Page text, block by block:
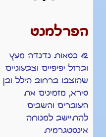
הפרלמנט
12 כסאות נדנדה מעץ
וברזל יפיפיים וצבעוניים
שהוצבו ברחוב הילל ובן
סירא, מזמינים את
העוברים והשבים
להתיישב למנוחה
אינסטגרמית